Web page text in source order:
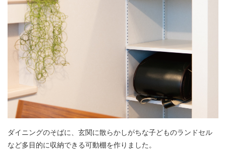
ダイニングのそばに、玄関に散らかしがちな子どものランドセル
など多目的に収納できる可動棚を作りました。